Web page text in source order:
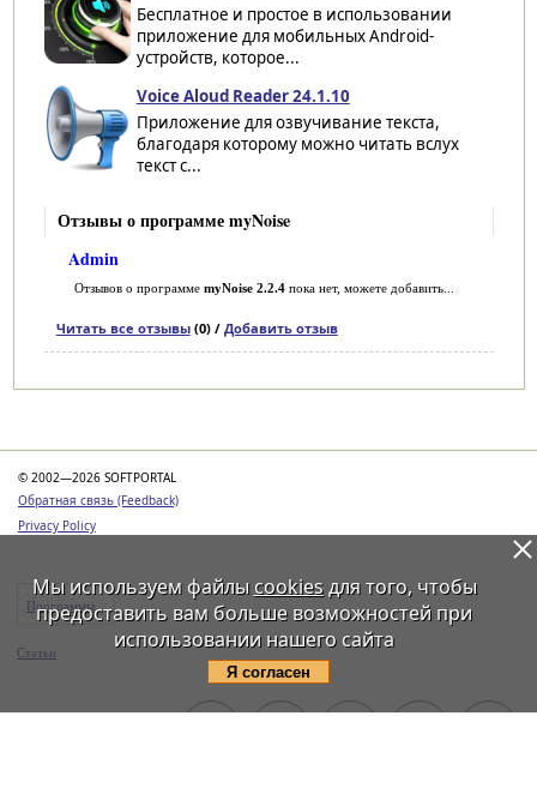
Бесплатное и простое в использовании
приложение для мобильных Android-
устройств, которое...
Voice Aloud Reader 24.1.10
Приложение для озвучивание текста,
благодаря которому можно читать вслух
текст с...
Отзывы о программе myNoise
Admin
Отзывов о программе myNoise 2.2.4пока нет, можете добавить...
Читать все отзывы(0) / Добавить отзыв
© 2002—2026 SOFTPORTAL
Обратная связь (Feedback)
Privacy Policy
Программы
Статьи
Мы используем файлы cookiesдля того, чтобы
предоставить вам больше возможностей при
использовании нашего сайта